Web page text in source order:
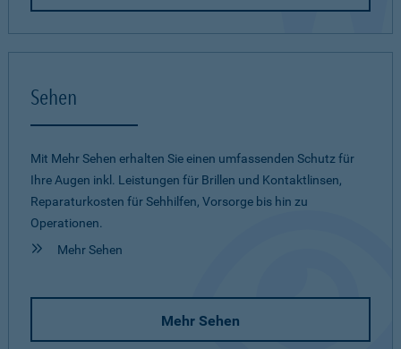
Sehen
Mit Mehr Sehen erhalten Sie einen umfassenden Schutz für
Ihre Augen inkl. Leistungen für Brillen und Kontaktlinsen,
Reparaturkosten für Sehhilfen, Vorsorge bis hin zu
Operationen.
Mehr Sehen
Mehr Sehen